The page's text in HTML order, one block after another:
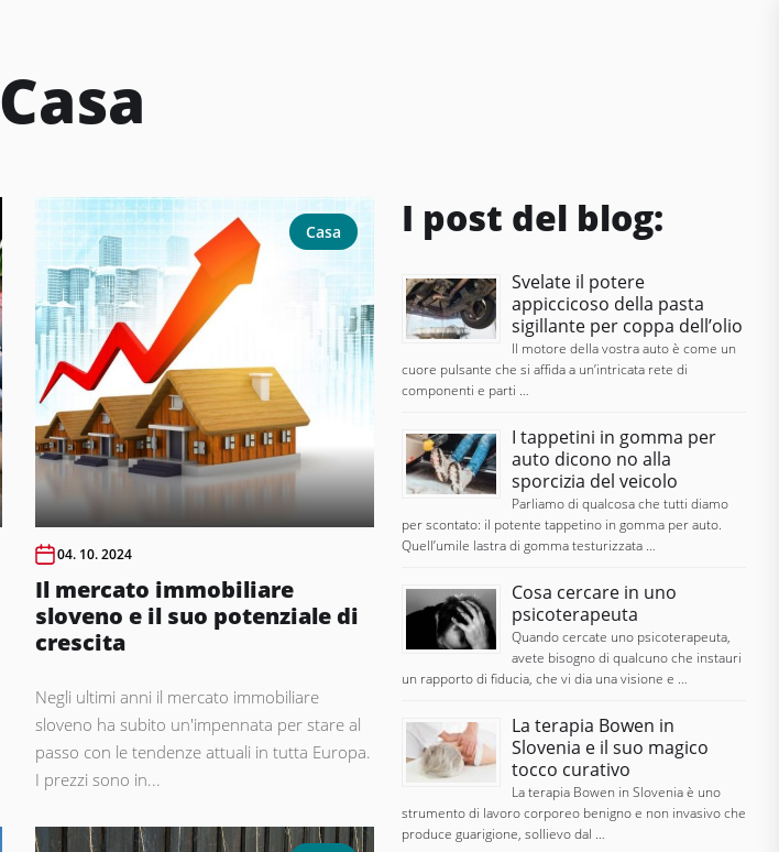
Casa
Casa
04. 10. 2024
Il mercato immobiliare
sloveno e il suo potenziale di
crescita
Negli ultimi anni il mercato immobiliare
sloveno ha subito un'impennata per stare al
passo con le tendenze attuali in tutta Europa.
I prezzi sono in...
I post del blog:
Svelate il potere
appiccicoso della pasta
sigillante per coppa dell’olio
Il motore della vostra auto è come un
cuore pulsante che si affida a un’intricata rete di
componenti e parti …
I tappetini in gomma per
auto dicono no alla
sporcizia del veicolo
Parliamo di qualcosa che tutti diamo
per scontato: il potente tappetino in gomma per auto.
Quell’umile lastra di gomma testurizzata …
Cosa cercare in uno
psicoterapeuta
Quando cercate uno psicoterapeuta,
avete bisogno di qualcuno che instauri
un rapporto di fiducia, che vi dia una visione e …
La terapia Bowen in
Slovenia e il suo magico
tocco curativo
La terapia Bowen in Slovenia è uno
strumento di lavoro corporeo benigno e non invasivo che
produce guarigione, sollievo dal …